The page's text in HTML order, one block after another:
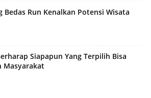
Bedas Run Kenalkan Potensi Wisata
Siapapun Yang Terpilih Bisa
Masyarakat